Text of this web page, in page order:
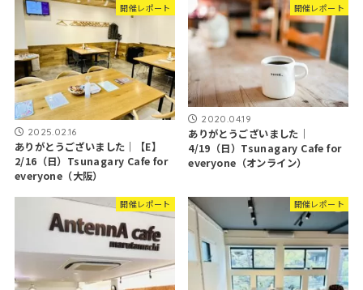
開催レポート
2025.02.16
ありがとうございました｜【E】
2/16（日）Tsunagary Cafe for
everyone（大阪）
開催レポート
2020.04.19
ありがとうございました｜
4/19（日）Tsunagary Cafe for
everyone（オンライン）
開催レポート 開催レポート